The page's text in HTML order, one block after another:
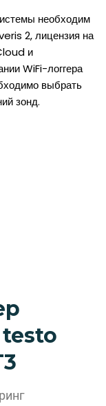
необходим
2, лицензия на
и
WiFi-логгера
выбрать
зонд.